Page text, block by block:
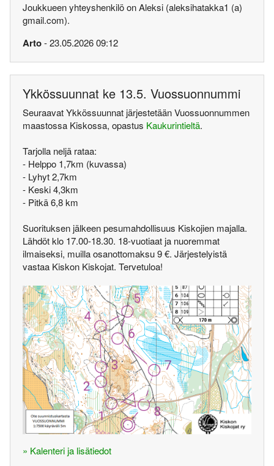
Joukkueen yhteyshenkilö on Aleksi (aleksihatakka1 (a)
gmail.com).
Arto- 23.05.2026 09:12
Ykkössuunnat ke 13.5. Vuossuonnummi
Seuraavat Ykkössuunnat järjestetään Vuossuonnummen
maastossa Kiskossa, opastus Kaukurintieltä.
Tarjolla neljä rataa:
- Helppo 1,7km (kuvassa)
- Lyhyt 2,7km
- Keski 4,3km
- Pitkä 6,8 km
Suorituksen jälkeen pesumahdollisuus Kiskojien majalla.
Lähdöt klo 17.00-18.30. 18-vuotiaat ja nuoremmat
ilmaiseksi, muilla osanottomaksu 9 €. Järjestelyistä
vastaa Kiskon Kiskojat. Tervetuloa!
» Kalenteri ja lisätiedot